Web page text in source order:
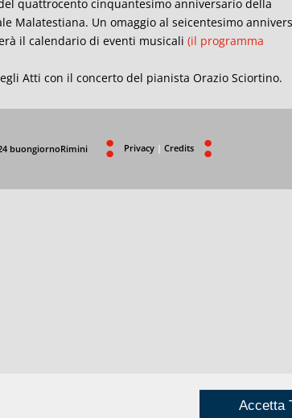
quattrocento cinquantesimo anniversario della
Malatestiana. Un omaggio al seicentesimo
il calendario di eventi musicali (il programma
Atti con il concerto del pianista Orazio Sciortino.
buongiornoRimini Privacy | Credits
Accetta